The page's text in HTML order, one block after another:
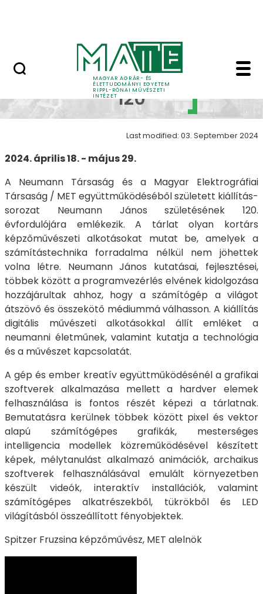
MAGYAR AGRÁR- ÉS
ÉLETTUDOMÁNYI EGYETEM
RIPPL-RÓNAI MŰVÉSZETI
INTÉZET
Neumann 120 -
Neumann
120
Last modified: 03. September 2024
2024. április 18. - május 29.
A Neumann Társaság és a Magyar Elektrográfiai
Társaság / MET együttműködéséből született kiállítás-
sorozat Neumann János születésének 120.
évfordulójára emlékezik. A tárlat olyan kortárs
képzőművészeti alkotásokat mutat be, amelyek a
számítástechnika forradalma nélkül nem jöhettek
volna létre. Neumann János kutatásai, fejlesztései,
többek között a programvezérlés elvének kidolgozása
hozzájárultak ahhoz, hogy a számítógép a világot
átszövő és összekötő médiummá válhasson. A kiállítás
digitális művészeti alkotásokkal állít emléket a
neumanni életműnek, valamint kutatja a technológia
és a művészet kapcsolatát.
A gép és ember kreatív együttműködésénél a grafikai
szoftverek alkalmazása mellett a hardver elemek
felhasználása is fontos részét képezi a tárlatnak.
Bemutatásra kerülnek többek között pixel és vektor
alapú számítógépes grafikák, mesterséges
intelligencia modellek közreműködésével készített
képek, mélytanulást alkalmazó animációk, archaikus
szoftverek felhasználásával emulált környezetben
készült videók, interaktív installációk, valamint
számítógépes alkatrészekből, tükrökből és LED
világításból összeállított fényobjektek.
Spitzer Fruzsina képzőművész, MET alelnök